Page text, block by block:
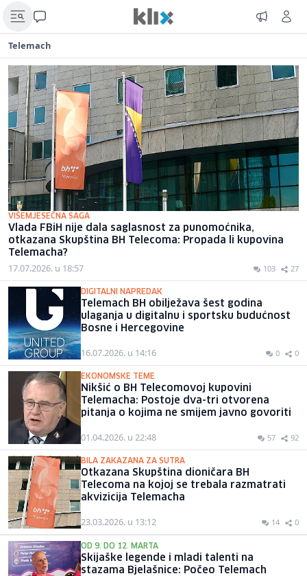
Telemach
VIŠEMJESEČNA SAGA
Vlada FBiH nije dala saglasnost za punomoćnika,
otkazana Skupština BH Telecoma: Propada li kupovina
Telemacha?
17.07.2026. u 18:57 103 27
DIGITALNI NAPREDAK
Telemach BH obilježava šest godina
ulaganja u digitalnu i sportsku budućnost
Bosne i Hercegovine
16.07.2026. u 14:16 0 0
EKONOMSKE TEME
Nikšić o BH Telecomovoj kupovini
Telemacha: Postoje dva-tri otvorena
pitanja o kojima ne smijem javno govoriti
01.04.2026. u 22:48 57 92
BILA ZAKAZANA ZA SUTRA
Otkazana Skupština dioničara BH
Telecoma na kojoj se trebala razmatrati
akvizicija Telemacha
23.03.2026. u 13:12 14 0
OD 9. DO 12. MARTA
Skijaške legende i mladi talenti na
stazama Bjelašnice: Počeo Telemach